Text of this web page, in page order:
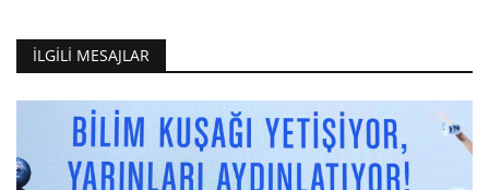
İLGILI MESAJLAR